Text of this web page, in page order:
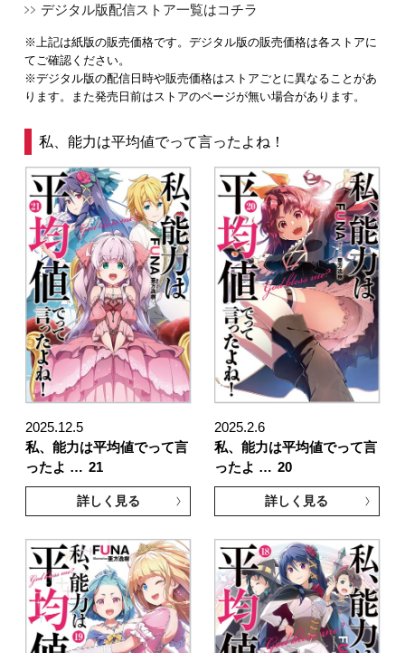
デジタル版配信ストア一覧はコチラ
※上記は紙版の販売価格です。デジタル版の販売価格は各ストアに
てご確認ください。
※デジタル版の配信日時や販売価格はストアごとに異なることがあ
ります。また発売日前はストアのページが無い場合があります。
私、能力は平均値でって言ったよね！
2025.12.5
私、能力は平均値でって言
ったよ … 21
詳しく見る
2025.2.6
私、能力は平均値でって言
ったよ … 20
詳しく見る